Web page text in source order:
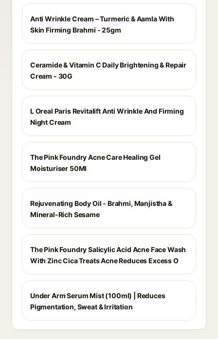
Anti Wrinkle Cream – Turmeric & Aamla With
Skin Firming Brahmi - 25gm
Ceramide & Vitamin C Daily Brightening & Repair
Cream - 30G
L Oreal Paris Revitalift Anti Wrinkle And Firming
Night Cream
The Pink Foundry Acne Care Healing Gel
Moisturiser 50Ml
Rejuvenating Body Oil - Brahmi, Manjistha &
Mineral-Rich Sesame
The Pink Foundry Salicylic Acid Acne Face Wash
With Zinc Cica Treats Acne Reduces Excess O
Under Arm Serum Mist (100ml) | Reduces
Pigmentation, Sweat & Irritation